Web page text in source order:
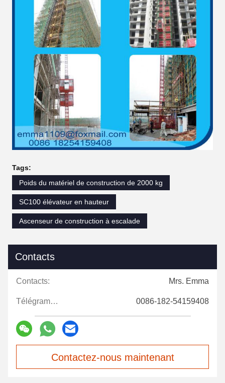
Tags:
Poids du matériel de construction de 2000 kg
SC100 élévateur en hauteur
Ascenseur de construction à escalade
Contacts
Contacts: Mrs. Emma
Télégramme: 0086-182-54159408
Contactez-nous maintenant